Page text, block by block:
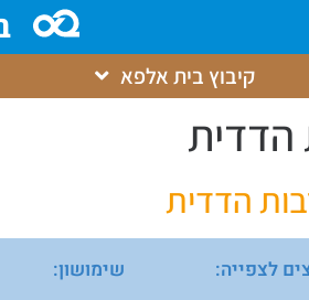
קיבוץ בית אלפא
הדדית
הדדית
לצפייה: שימושון: